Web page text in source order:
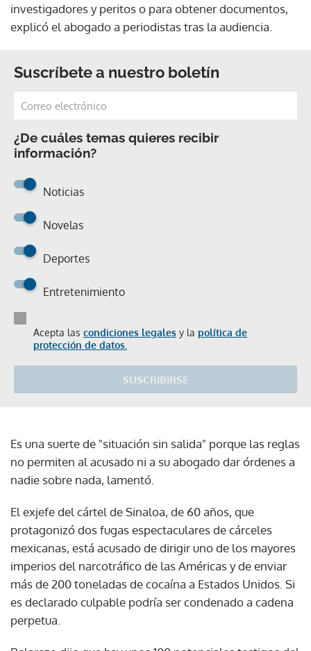
investigadores y peritos o para obtener documentos,
explicó el abogado a periodistas tras la audiencia.
Suscríbete a nuestro boletín
¿De cuáles temas quieres recibir
información?
Noticias
Novelas
Deportes
Entretenimiento
Acepta las condiciones legales y la política de
protección de datos.
SUSCRIBIRSE
Es una suerte de "situación sin salida" porque las reglas
no permiten al acusado ni a su abogado dar órdenes a
nadie sobre nada, lamentó.
El exjefe del cártel de Sinaloa, de 60 años, que
protagonizó dos fugas espectaculares de cárceles
mexicanas, está acusado de dirigir uno de los mayores
imperios del narcotráfico de las Américas y de enviar
más de 200 toneladas de cocaína a Estados Unidos. Si
es declarado culpable podría ser condenado a cadena
perpetua.